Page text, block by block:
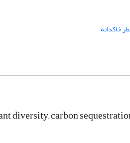
خاکدانه
diversity, carbon